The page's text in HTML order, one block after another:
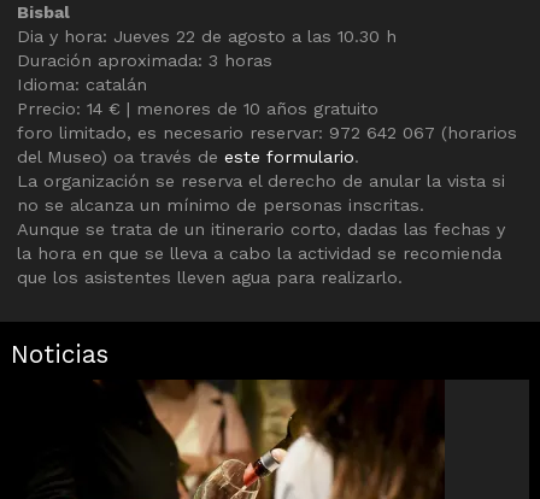
Bisbal
Dia y hora: Jueves 22 de agosto a las 10.30 h
Duración aproximada: 3 horas
Idioma: catalán
Prrecio: 14 € | menores de 10 años gratuito
foro limitado, es necesario reservar: 972 642 067 (horarios
del Museo) oa través deeste formulario.
La organización se reserva el derecho de anular la vista si
no se alcanza un mínimo de personas inscritas.
Aunque se trata de un itinerario corto, dadas las fechas y
la hora en que se lleva a cabo la actividad se recomienda
que los asistentes lleven agua para realizarlo.
Noticias